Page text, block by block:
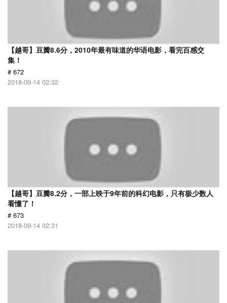
【越哥】豆瓣8.6分，2010年最有味道的华语电影，看完百感交
集！
# 672
2018-09-14 02:32
【越哥】豆瓣8.2分，一部上映于9年前的科幻电影，只有极少数人
看懂了！
# 673
2018-09-14 02:31